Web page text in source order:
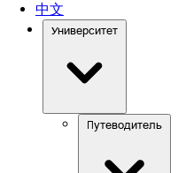
中文
Университет
Путеводитель